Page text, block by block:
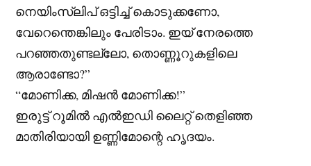
നെയിംസ്ലിപ് ഒട്ടിച്ച് കൊടുക്കണോ,
വേറെന്തെങ്കിലും പേരിടാം. ഇയ് നേരത്തെ
പറഞ്ഞതുണ്ടല്ലോ, തൊണ്ണൂറുകളിലെ
ആരാണ്ടോ?”
“മോണിക്ക, മിഷൻ മോണിക്ക!”
ഇരുട്ട് റൂമിൽ എൽഇഡി ലൈറ്റ് തെളിഞ്ഞ
മാതിരിയായി ഉണ്ണിമോന്റെ ഹൃദയം.